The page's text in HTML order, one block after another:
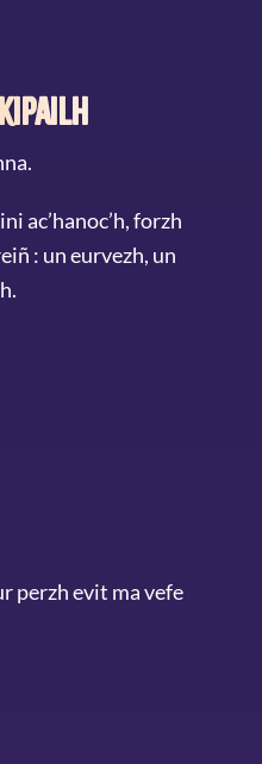
ac’hanoc’h, forzh
: un eurvezh, un
perzh evit ma vefe